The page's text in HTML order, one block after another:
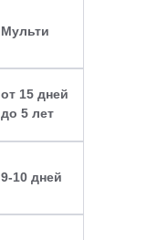
Мульти
9-10 дней
от 15 дней
до 5 лет